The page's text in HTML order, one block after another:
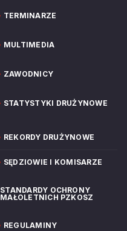
TERMINARZE
MULTIMEDIA
ZAWODNICY
STATYSTYKI DRUŻYNOWE
REKORDY DRUŻYNOWE
SĘDZIOWIE I KOMISARZE
STANDARDY OCHRONY
MAŁOLETNICH PZKOSZ
REGULAMINY